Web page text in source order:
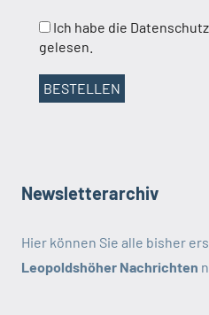
Ich habe die
gelesen.
Newsletterarchiv
Hier können Sie alle bisher
Leopoldshöher Nachrichten